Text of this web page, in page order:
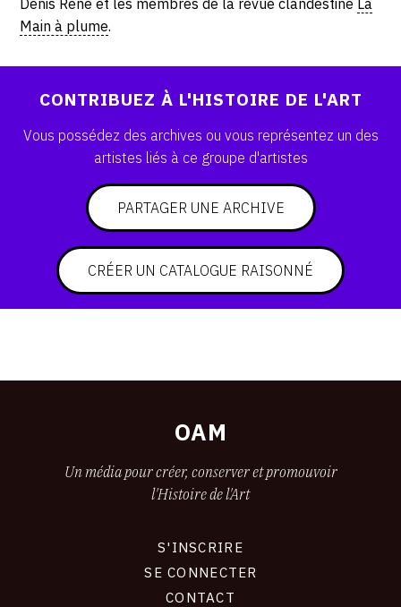
CRÉER SON CATALOGUE D'EXPO
PUBLIER SES EXPOSITIONS
À PROPOS
L'ÉQUIPE OAM
À PROPOS D'OAM
CONTACT
CGU
FACEBOOK
PINTEREST
Denis René et les membres de la revue clandestine La
Main à plume.
CONTRIBUEZ À L'HISTOIRE DE L'ART
Vous possédez des archives ou vous représentez un des
artistes liés à ce groupe d'artistes
PARTAGER UNE ARCHIVE
CRÉER UN CATALOGUE RAISONNÉ
OAM
Un média pour créer, conserver et promouvoir
l'Histoire de l'Art
S'INSCRIRE
SE CONNECTER
CONTACT